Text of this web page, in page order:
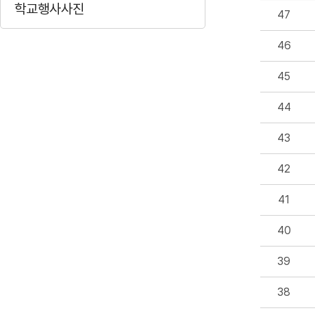
학교행사사진 47
46
45
44
43
42
41
40
39
38